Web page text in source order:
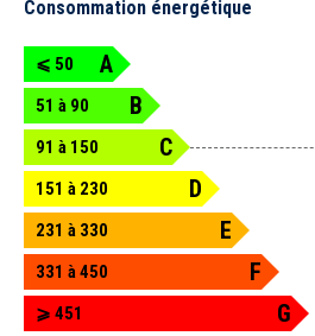
Consommation énergétique
⩽ 50 A
51 à 90 B
91 à 150 C
151 à 230 D
231 à 330 E
331 à 450 F
⩾ 451 G